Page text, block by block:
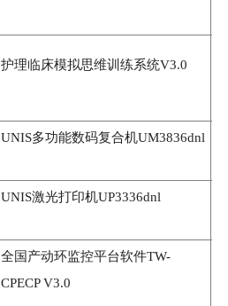
护理临床模拟思维训练系统V3.0
UNIS多功能数码复合机UM3836dnl
UNIS激光打印机UP3336dnl
全国产动环监控平台软件TW-
CPECP V3.0